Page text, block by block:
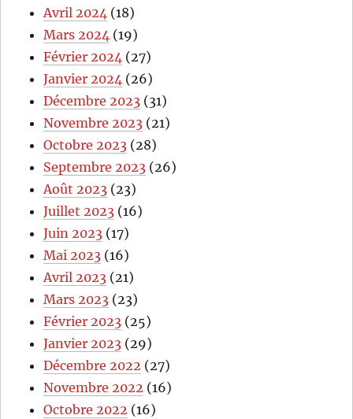
Avril 2024 (18)
Mars 2024 (19)
Février 2024 (27)
Janvier 2024 (26)
Décembre 2023 (31)
Novembre 2023 (21)
Octobre 2023 (28)
Septembre 2023 (26)
Août 2023 (23)
Juillet 2023 (16)
Juin 2023 (17)
Mai 2023 (16)
Avril 2023 (21)
Mars 2023 (23)
Février 2023 (25)
Janvier 2023 (29)
Décembre 2022 (27)
Novembre 2022 (16)
Octobre 2022 (16)